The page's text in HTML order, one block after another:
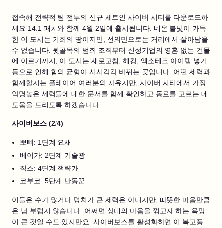
접속해 전략적 팀 전투의 신규 세트인 사이버 시티를 다운로드하
세요 14.1 패치와 함께 4월 2일에 출시됩니다. 네온 불빛이 가득
한 이 도시는 기회의 땅이지만, 선의만으로는 거리에서 살아남을
수 없습니다. 뒷골목의 범죄 조직부터 신성기업의 영혼 없는 건물
에 이르기까지, 이 도시는 새로고침, 해킹, 엑소테크 아이템 넣기
등으로 인해 힘의 균형이 시시각각 바뀌는 곳입니다. 어떤 세력과
함께할지는 플레이어 여러분의 자유지만, 사이버 시티에서 가장
악명높은 세력들에 대한 문서를 함께 확인하고 동료를 고르는 데
도움을 드리도록 하겠습니다.
사이버보스 (2/4)
뽀삐: 1단계 요새
베이가: 2단계 기술광
직스: 4단계 책략가
코부코: 5단계 난동꾼
이들은 수가 많거나 덩치가 큰 세력은 아니지만, 따뜻한 마음만큼
은 남 부럽지 않습니다. 어쩌면 상대의 마음을 꺾고자 하는 욕망
이 큰 것일 수도 있지만요. 사이버보스를 활성화하면 이 복고풍